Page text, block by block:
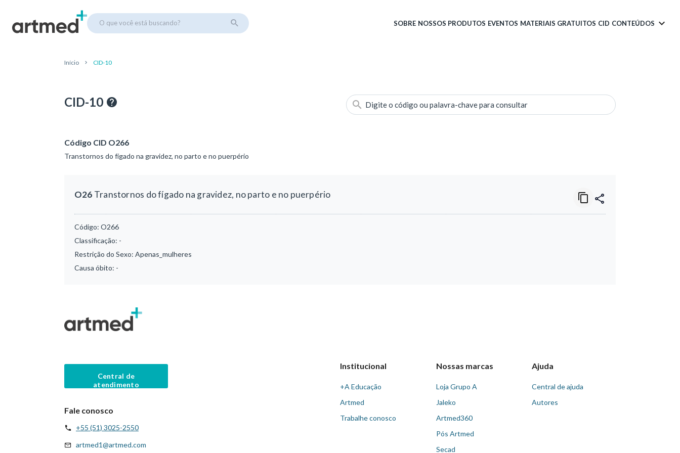
O que você está buscando? SOBRE NOSSOS PRODUTOS EVENTOS MATERIAIS GRATUITOS CID CONTEÚDOS
Início CID-10
CID-10 Digite o código ou palavra-chave para consultar
Código CID O266
Transtornos do fígado na gravidez, no parto e no puerpério
O26 Transtornos do fígado na gravidez, no parto e no puerpério
Código: O266
Classificação: -
Restrição do Sexo: Apenas_mulheres
Causa óbito: -
Central de
atendimento
Fale conosco
+55 (51) 3025-2550
artmed1@artmed.com
Institucional
+A Educação
Artmed
Trabalhe conosco
Nossas marcas
Loja Grupo A
Jaleko
Artmed360
Pós Artmed
Secad
Ajuda
Central de ajuda
Autores